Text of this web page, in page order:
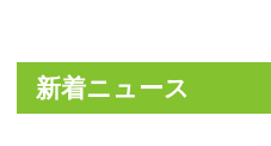
新着ニュース